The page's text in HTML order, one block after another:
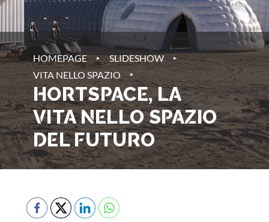
HOMEPAGE ‣ SLIDESHOW ‣
VITA NELLO SPAZIO ‣
HORTSPACE, LA
VITA NELLO SPAZIO
DEL FUTURO